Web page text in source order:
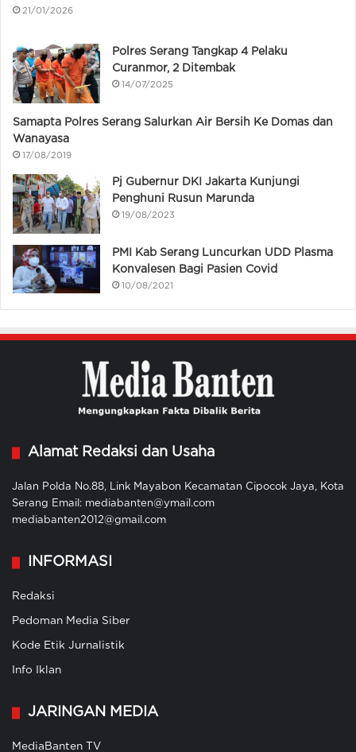
21/01/2026
Polres Serang Tangkap 4 Pelaku
Curanmor, 2 Ditembak
14/07/2025
Samapta Polres Serang Salurkan Air Bersih Ke Domas dan
Wanayasa
17/08/2019
Pj Gubernur DKI Jakarta Kunjungi
Penghuni Rusun Marunda
19/08/2023
PMI Kab Serang Luncurkan UDD Plasma
Konvalesen Bagi Pasien Covid
10/08/2021
Alamat Redaksi dan Usaha
Jalan Polda No.88, Link Mayabon Kecamatan Cipocok Jaya, Kota
Serang Email: mediabanten@ymail.com
mediabanten2012@gmail.com
INFORMASI
Redaksi
Pedoman Media Siber
Kode Etik Jurnalistik
Info Iklan
JARINGAN MEDIA
MediaBanten TV